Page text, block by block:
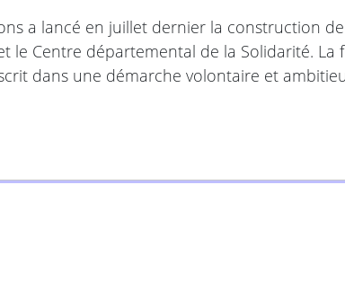
a lancé en juillet dernier la construction
le Centre départemental de la Solidarité.
dans une démarche volontaire et